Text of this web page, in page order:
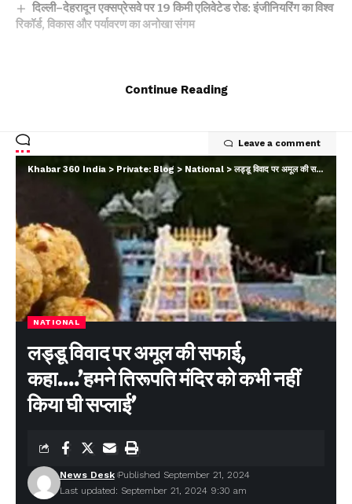
दिल्ली–देहरादून एक्सप्रेसवे पर 19 किमी एलिवेटेड रोड: इंजीनियरिंग का विश्व
रिकॉर्ड, विकास और पर्यावरण का अनोखा संगम
Leave a comment
Continue Reading
Khabar 360 India > Private: Blog > National >लड्डू विवाद पर अमूल की सफाई, कहा….’हमने तिरूपति मंदिर को कभी नहीं किया घी सप्लाई’
NATIONAL
लड्डू विवाद पर अमूल की सफाई,
कहा….’हमने तिरूपति मंदिर को कभी नहीं
किया घी सप्लाई’
Last updated: September 21, 2024 9:30 am
News Desk Published September 21, 2024